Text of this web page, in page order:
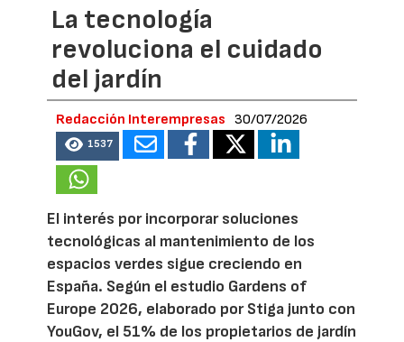
La tecnología
revoluciona el cuidado
del jardín
Redacción Interempresas 30/07/2026
1537
El interés por incorporar soluciones
tecnológicas al mantenimiento de los
espacios verdes sigue creciendo en
España. Según el estudio Gardens of
Europe 2026, elaborado por Stiga junto con
YouGov, el 51% de los propietarios de jardín